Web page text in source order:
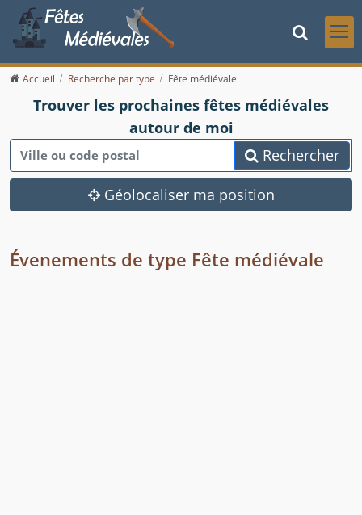
Accueil Recherche par type Fête médiévale
Trouver les prochaines fêtes médiévales
autour de moi
Rechercher
Géolocaliser ma position
Évenements de type Fête médiévale